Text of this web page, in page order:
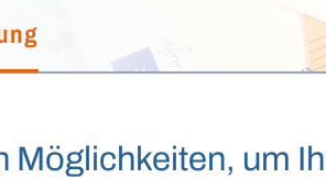
Möglichkeiten, um